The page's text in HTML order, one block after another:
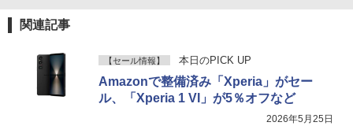
関連記事
【セール情報】 本日のPICK UP
Amazonで整備済み「Xperia」がセー
ル、「Xperia 1 VI」が5％オフなど
2026年5月25日